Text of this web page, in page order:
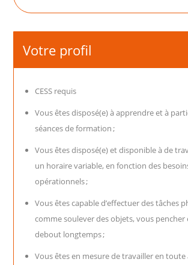
Votre profil
CESS requis
Vous êtes disposé(e) à apprendre et à
séances de formation ;
Vous êtes disposé(e) et disponible à de
un horaire variable, en fonction des
opérationnels ;
Vous êtes capable d’effectuer des tâches
comme soulever des objets, vous pencher
debout longtemps ;
Vous êtes en mesure de travailler en